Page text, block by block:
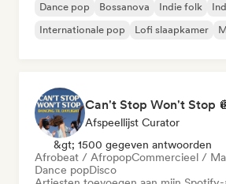
Dance pop Bossanova Indie folk
Internationale pop
Lofi slaapkamer
Afspeellijst Curator
&gt; 1500 gegeven antwoorden
Afrobeat / AfropopCommercieel /
Dance popDisco